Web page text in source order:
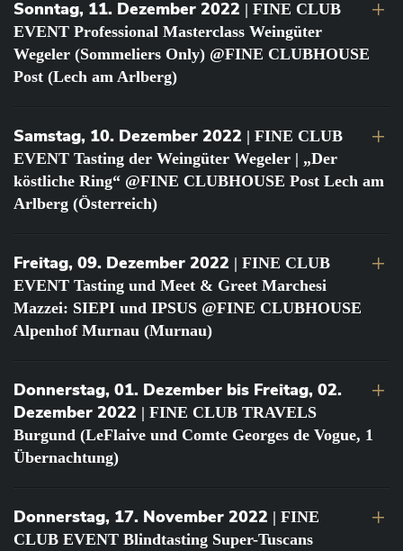
Sonntag, 11. Dezember 2022 | FINE CLUB
EVENT Professional Masterclass Weingüter
Wegeler (Sommeliers Only) @FINE CLUBHOUSE
Post (Lech am Arlberg)
Samstag, 10. Dezember 2022 | FINE CLUB
EVENT Tasting der Weingüter Wegeler | „Der
köstliche Ring“ @FINE CLUBHOUSE Post Lech am
Arlberg (Österreich)
Freitag, 09. Dezember 2022 | FINE CLUB
EVENT Tasting und Meet & Greet Marchesi
Mazzei: SIEPI und IPSUS @FINE CLUBHOUSE
Alpenhof Murnau (Murnau)
Donnerstag, 01. Dezember bis Freitag, 02.
Dezember 2022 | FINE CLUB TRAVELS
Burgund (LeFlaive und Comte Georges de Vogue, 1
Übernachtung)
Donnerstag, 17. November 2022 | FINE
CLUB EVENT Blindtasting Super-Tuscans